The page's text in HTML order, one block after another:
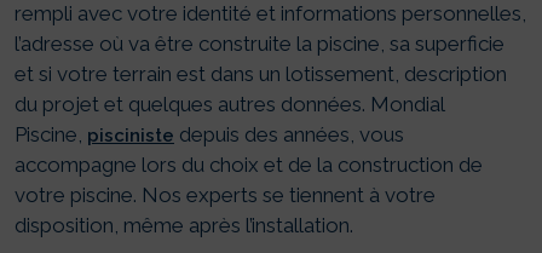
rempli avec votre identité et informations personnelles,
l’adresse où va être construite la piscine, sa superficie
et si votre terrain est dans un lotissement, description
du projet et quelques autres données. Mondial
Piscine, pisciniste depuis des années, vous
accompagne lors du choix et de la construction de
votre piscine. Nos experts se tiennent à votre
disposition, même après l’installation.